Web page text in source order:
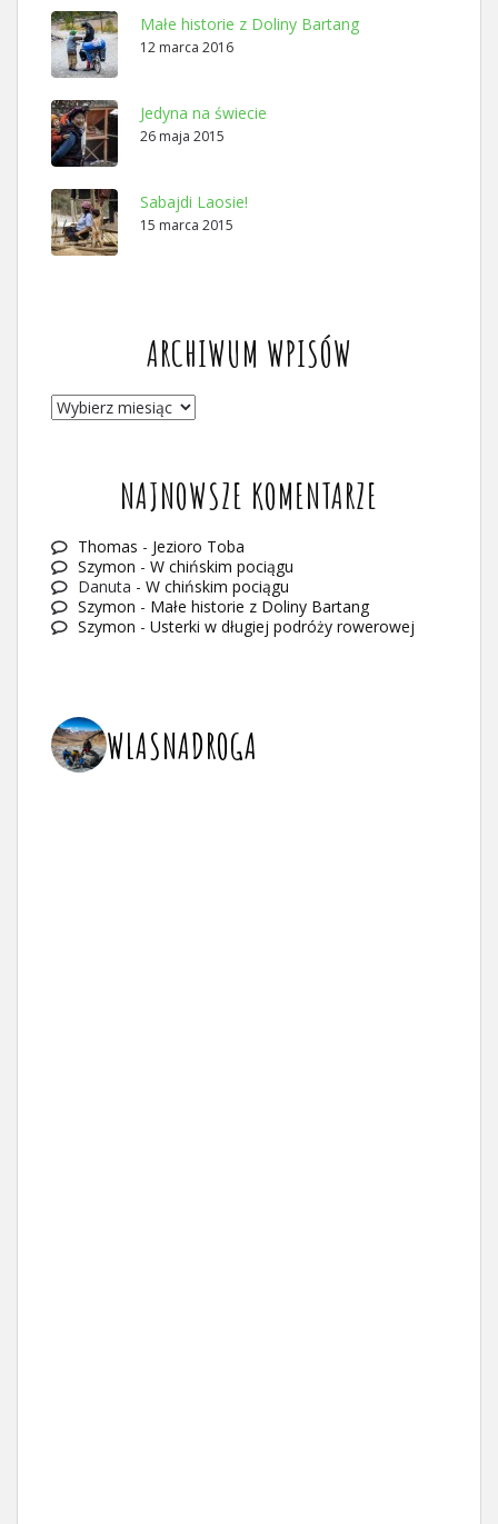
Małe historie z Doliny Bartang
12 marca 2016
Jedyna na świecie
26 maja 2015
Sabajdi Laosie!
15 marca 2015
ARCHIWUM WPISÓW
ARCHIWUM
NAJNOWSZE KOMENTARZE
Thomas - Jezioro Toba
Szymon - W chińskim pociągu
Danuta - W chińskim pociągu
Szymon - Małe historie z Doliny Bartang
Szymon - Usterki w długiej podróży rowerowej
WLASNADROGA